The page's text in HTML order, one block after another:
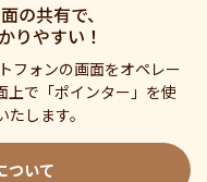
の共有で、
りやすい！
フォンの画面をオペレー
上で「ポインター」を使
します。
ついて